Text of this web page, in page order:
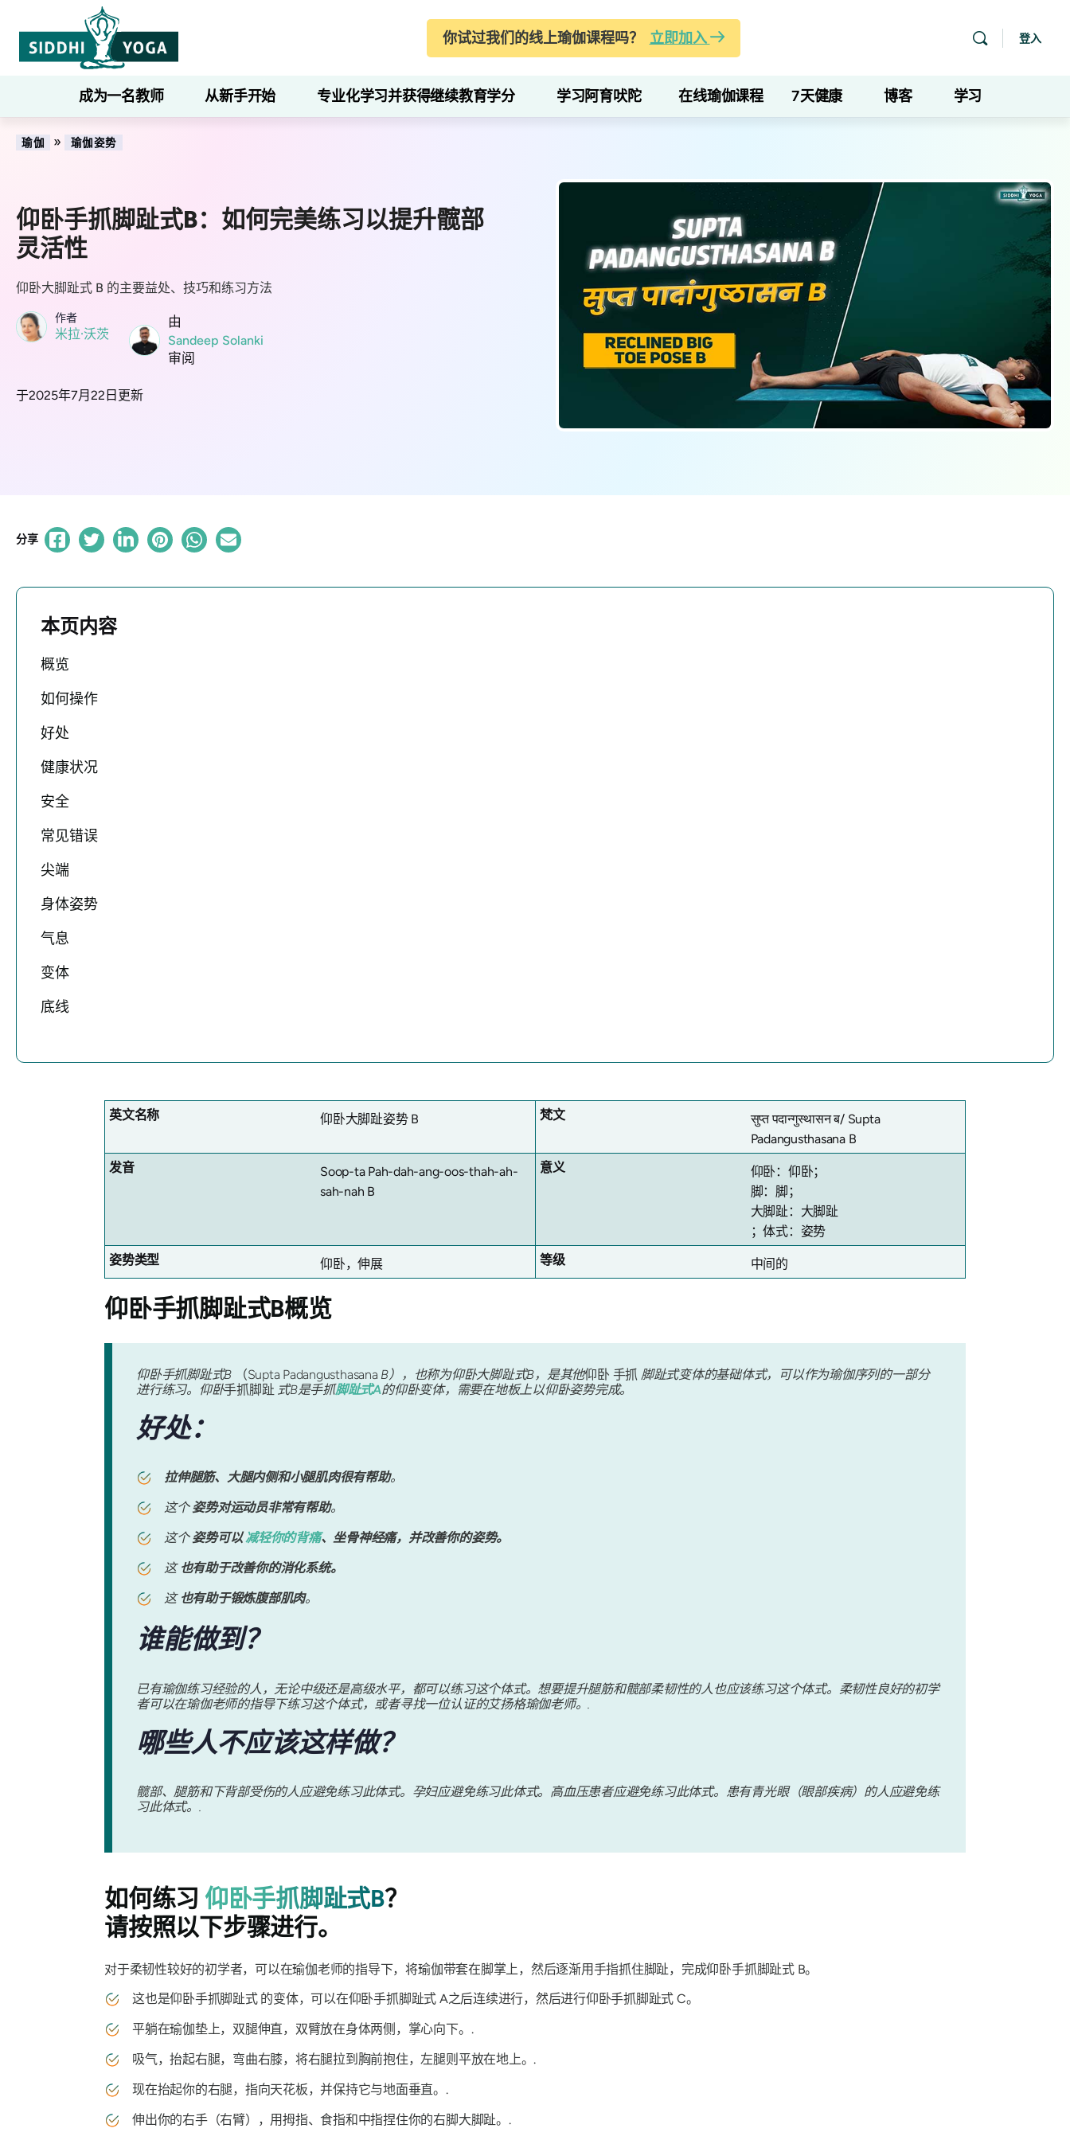
你试过我们的线上瑜伽课程吗？ 立即加入 登入
成为一名教师 从新手开始 专业化学习并获得继续教育学分 学习阿育吠陀 在线瑜伽课程 7天健康 博客 学习
瑜伽 » 瑜伽姿势
仰卧手抓脚趾式B：如何完美练习以提升髋部
灵活性
仰卧大脚趾式 B 的主要益处、技巧和练习方法
作者
米拉·沃茨
由
Sandeep Solanki
审阅
于2025年7月22日更新
分享
本页内容
概览
如何操作
好处
健康状况
安全
常见错误
尖端
身体姿势
气息
变体
底线
英文名称 仰卧大脚趾姿势 B 梵文 सुप्त पदान्गुस्थासन ब/ Supta
Padangusthasana B
发音
Soop-ta Pah-dah-ang-oos-thah-ah-
sah-nah B
意义
仰卧：仰卧；
脚：脚；
大脚趾：大脚趾
；体式：姿势
姿势类型
仰卧，伸展 等级 中间的
仰卧手抓脚趾式B概览
仰卧手抓脚趾式B （Supta Padangusthasana B），也称为仰卧大脚趾式B，是其他仰卧 手抓 脚趾式变体的基础体式，可以作为瑜伽序列的一部分
进行练习。仰卧手抓脚趾 式B是手抓脚趾式A的仰卧变体，需要在地板上以仰卧姿势完成。
好处：
拉伸腿筋、大腿内侧和小腿肌肉很有帮助。
这个姿势对运动员非常有帮助。
这个姿势可以减轻你的背痛、坐骨神经痛，并改善你的姿势。
这也有助于改善你的消化系统。
这 也有助于锻炼腹部肌肉。
谁能做到？
已有瑜伽练习经验的人，无论中级还是高级水平，都可以练习这个体式。想要提升腿筋和髋部柔韧性的人也应该练习这个体式。柔韧性良好的初学
者可以在瑜伽老师的指导下练习这个体式，或者寻找一位认证的艾扬格瑜伽老师。.
哪些人不应该这样做？
髋部、腿筋和下背部受伤的人应避免练习此体式。孕妇应避免练习此体式。高血压患者应避免练习此体式。患有青光眼（眼部疾病）的人应避免练
习此体式。.
如何练习 仰卧手抓脚趾式B？
请按照以下步骤进行。
对于柔韧性较好的初学者，可以在瑜伽老师的指导下，将瑜伽带套在脚掌上，然后逐渐用手指抓住脚趾，完成仰卧手抓脚趾式 B。
这也是仰卧手抓脚趾式 的变体，可以在仰卧手抓脚趾式 A之后连续进行，然后进行仰卧手抓脚趾式C。
平躺在瑜伽垫上，双腿伸直，双臂放在身体两侧，掌心向下。.
吸气，抬起右腿，弯曲右膝，将右腿拉到胸前抱住，左腿则平放在地上。.
现在抬起你的右腿，指向天花板，并保持它与地面垂直。.
伸出你的右手（右臂），用拇指、食指和中指捏住你的右脚大脚趾。.